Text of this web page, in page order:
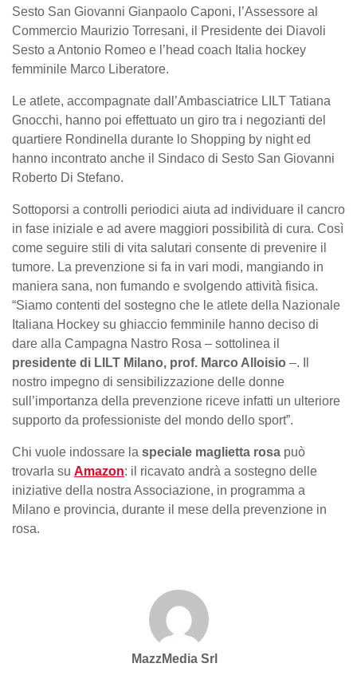
Sesto San Giovanni Gianpaolo Caponi, l’Assessore al
Commercio Maurizio Torresani, il Presidente dei Diavoli
Sesto a Antonio Romeo e l’head coach Italia hockey
femminile Marco Liberatore.
Le atlete, accompagnate dall’Ambasciatrice LILT Tatiana
Gnocchi, hanno poi effettuato un giro tra i negozianti del
quartiere Rondinella durante lo Shopping by night ed
hanno incontrato anche il Sindaco di Sesto San Giovanni
Roberto Di Stefano.
Sottoporsi a controlli periodici aiuta ad individuare il cancro
in fase iniziale e ad avere maggiori possibilità di cura. Così
come seguire stili di vita salutari consente di prevenire il
tumore. La prevenzione si fa in vari modi, mangiando in
maniera sana, non fumando e svolgendo attività fisica.
“Siamo contenti del sostegno che le atlete della Nazionale
Italiana Hockey su ghiaccio femminile hanno deciso di
dare alla Campagna Nastro Rosa – sottolinea il
presidente di LILT Milano, prof. Marco Alloisio –. Il
nostro impegno di sensibilizzazione delle donne
sull’importanza della prevenzione riceve infatti un ulteriore
supporto da professioniste del mondo dello sport”.
Chi vuole indossare la speciale maglietta rosa può
trovarla su Amazon: il ricavato andrà a sostegno delle
iniziative della nostra Associazione, in programma a
Milano e provincia, durante il mese della prevenzione in
rosa.
MazzMedia Srl